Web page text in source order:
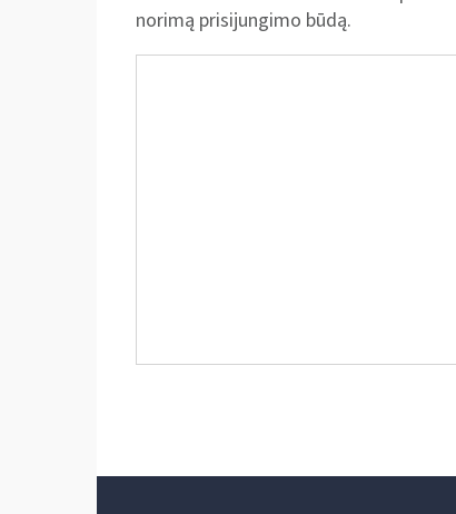
norimą prisijungimo būdą.